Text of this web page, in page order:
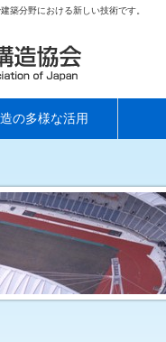
築分野における新しい技術です。
の多様な活用